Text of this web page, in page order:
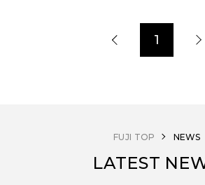
1
FUJI TOP NEWS
LATEST